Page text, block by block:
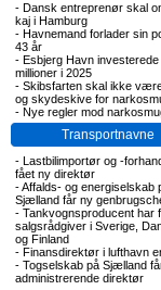
- Dansk entreprenør skal
kaj i Hamburg
- Havnemand forlader sin
43 år
- Esbjerg Havn investerede
millioner i 2025
- Skibsfarten skal ikke
og skydeskive for
- Nye regler mod
Transportnavne
- Lastbilimportør og -
fået ny direktør
-Affalds- og energiselskab
Sjælland får ny
- Tankvognsproducent har
salgsrådgiver i Sverige,
og Finland
- Finansdirektør i lufthavn
- Togselskab på Sjælland
administrerende direktør